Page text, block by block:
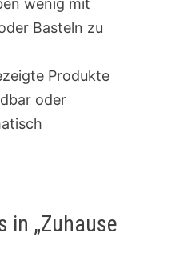
wenig mit
Basteln zu
Produkte
oder
in „Zuhause